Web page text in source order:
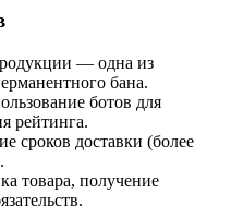
— одна из
бана.
ботов для
рейтинга.
сроков доставки (более
товара, получение